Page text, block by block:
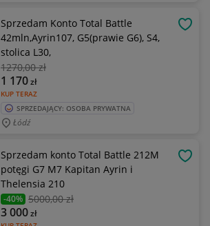
Sprzedam Konto Total Battle
42mln,Ayrin107, G5(prawie G6), S4,
stolica L30,
1270,00 zł
KUP TERAZ
1 170zł
SPRZEDAJĄCY: OSOBA PRYWATNA
Łódź
Sprzedam konto Total Battle 212M
potęgi G7 M7 Kapitan Ayrin i
Thelensia 210
-40% 5000,00 zł
3 000zł